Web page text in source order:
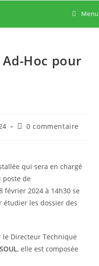
Menu
Hoc pour
Commentaires
0 commentaire
qui sera en chargé
poste de
février 2024 à 14h30 se
les dossier des
le Directeur Technique
, elle est composée